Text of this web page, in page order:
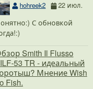
hohreek2 22 июл.
С обновкой
Smith Il Flusso
53 TR - идеальный
Мнение Wish
Fish.